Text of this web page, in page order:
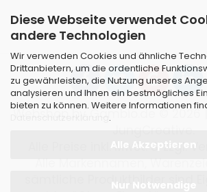
Diese Webseite verwendet
andere Technologien
Wir verwenden Cookies und ähnliche
Drittanbietern, um die ordentliche
zu gewährleisten, die Nutzung unseres
analysieren und Ihnen ein bestmögliches
bieten zu können. Weitere Informationen
.
Alle Akzeptieren
Nur Notwendige
Webshopby Gambio.de © 2026 |
Alle Preise inkl. MwSt. & zzgl.
sämtliche Produktbilder sind